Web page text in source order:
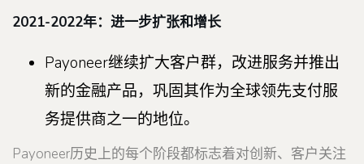
2021-2022年：进一步扩张和增长
Payoneer继续扩大客户群，改进服务并推出
新的金融产品，巩固其作为全球领先支付服
务提供商之一的地位。
Payoneer历史上的每个阶段都标志着对创新、客户关注